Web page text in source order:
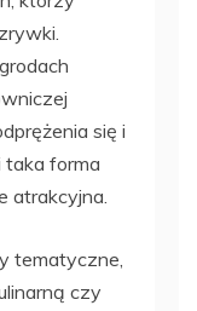
się i
taka forma
atrakcyjna.
tematyczne,
czy